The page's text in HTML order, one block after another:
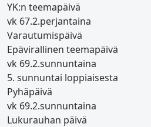
YK:n teemapäivä
vk 67.2.perjantaina
Varautumispäivä
Epävirallinen teemapäivä
vk 69.2.sunnuntaina
5. sunnuntai loppiaisesta
Pyhäpäivä
vk 69.2.sunnuntaina
Lukurauhan päivä